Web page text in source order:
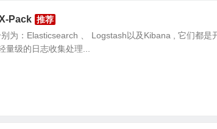
Pack
为：Elasticsearch 、 Logstash以及Kibana , 它们都是
级的日志收集处理...